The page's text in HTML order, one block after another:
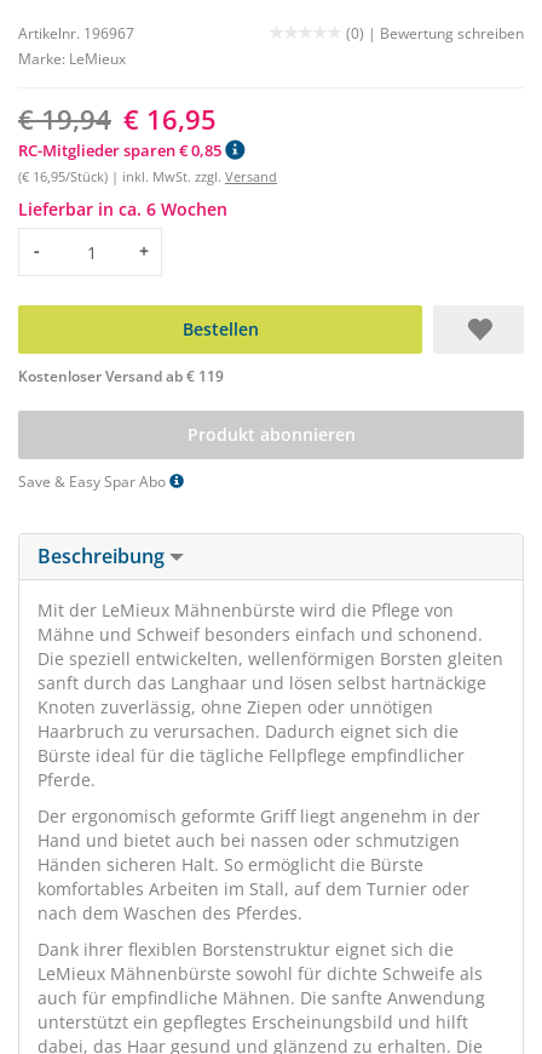
Artikelnr. 196967 (0) | Bewertung schreiben
Marke: LeMieux
€ 19,94 € 16,95
RC-Mitglieder sparen € 0,85
(€ 16,95/Stück) | inkl. MwSt. zzgl. Versand
Lieferbar in ca. 6 Wochen
Menge
- +
Bestellen
Kostenloser Versand ab € 119
Produkt abonnieren
Save & Easy Spar Abo
Beschreibung
Mit der LeMieux Mähnenbürste wird die Pflege von
Mähne und Schweif besonders einfach und schonend.
Die speziell entwickelten, wellenförmigen Borsten gleiten
sanft durch das Langhaar und lösen selbst hartnäckige
Knoten zuverlässig, ohne Ziepen oder unnötigen
Haarbruch zu verursachen. Dadurch eignet sich die
Bürste ideal für die tägliche Fellpflege empfindlicher
Pferde.
Der ergonomisch geformte Griff liegt angenehm in der
Hand und bietet auch bei nassen oder schmutzigen
Händen sicheren Halt. So ermöglicht die Bürste
komfortables Arbeiten im Stall, auf dem Turnier oder
nach dem Waschen des Pferdes.
Dank ihrer flexiblen Borstenstruktur eignet sich die
LeMieux Mähnenbürste sowohl für dichte Schweife als
auch für empfindliche Mähnen. Die sanfte Anwendung
unterstützt ein gepflegtes Erscheinungsbild und hilft
dabei, das Haar gesund und glänzend zu erhalten. Die